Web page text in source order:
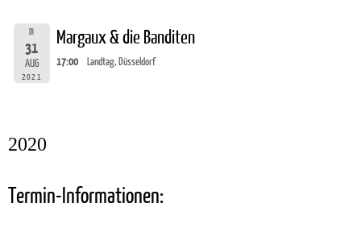
DI
31
AUG
2021
Margaux & die Banditen
17:00 Landtag, Düsseldorf
2020
Termin-Informationen: